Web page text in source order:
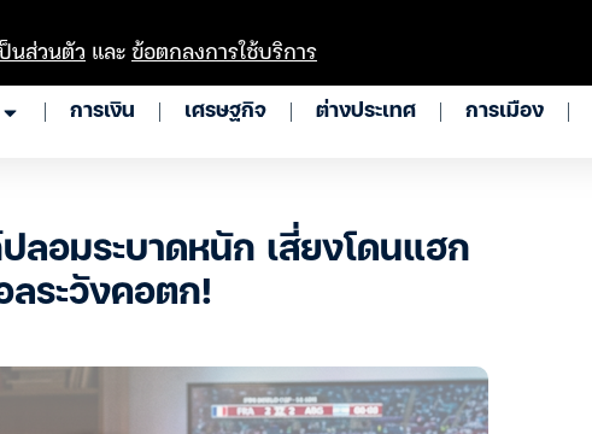
การเงิน เศรษฐกิจ ต่างประเทศ การเมือง
ลอมระบาดหนัก เสี่ยงโดนแฮก
ระวังคอตก!
นส่วนตัว และข้อตกลงการใช้บริการ